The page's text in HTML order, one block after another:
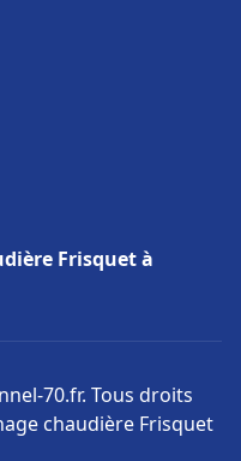
Frisquet à
70.fr. Tous droits
chaudière Frisquet